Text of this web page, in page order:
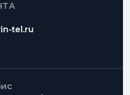
размер?
вентиляции?
tel.ru